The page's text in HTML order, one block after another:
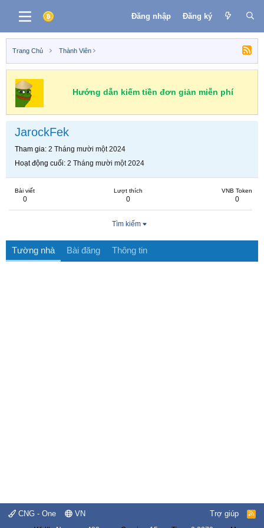
Đăng nhập Đăng ký
Trang Chủ Thành Viên
Hướng dẫn kiếm tiền đơn giản miễn phí
JarockFek
Tham gia 2 Tháng mười một 2024
Hoạt động cuối 2 Tháng mười một 2024
Bài viết
0
Lượt thích
0
VNB Token
0
Tìm kiếm
Tường nhà Bài đăng Thông tin
CNG - One VN Trợ giúp
R